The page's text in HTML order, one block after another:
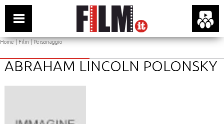
Home|Film| Personaggio
ABRAHAM LINCOLN POLONSKY